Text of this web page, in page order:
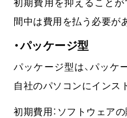
初期費用を抑えることが
間中は費用を払う必要が
・パッケージ型
パッケージ型は、パッケ
自社のパソコンにインス
初期費用：ソフトウェア